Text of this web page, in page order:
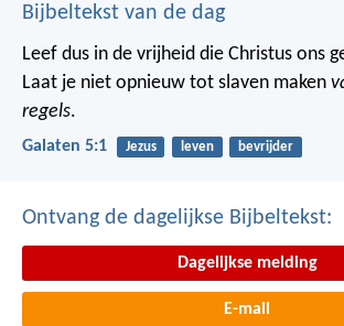
Bijbeltekst van de dag
Leef dus in de vrijheid die Christus ons
Laat je niet opnieuw tot slaven maken
regels.
Galaten 5:1 Jezus leven bevrijder
Ontvang de dagelijkse Bijbeltekst:
Dagelijkse melding
E-mail